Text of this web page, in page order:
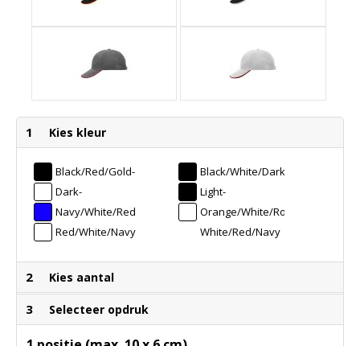
1 Kies kleur
Black/red/gold-
Yellow
Black/white/dark-
Grey
Dark-
Grey/red/white
Light-
Grey/red/black
Navy/white/red
Orange/white/royal
Red/white/navy
White/red/navy
2 Kies aantal
3 Selecteer opdruk